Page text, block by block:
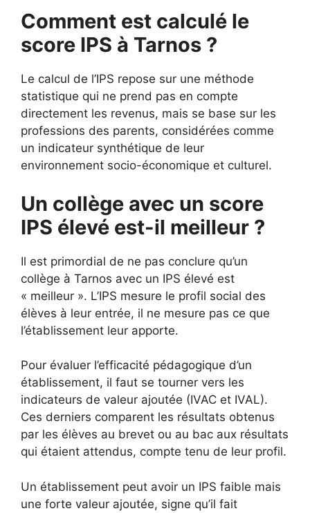
Comment est calculé le
score IPS à Tarnos ?
Le calcul de l’IPS repose sur une méthode
statistique qui ne prend pas en compte
directement les revenus, mais se base sur les
professions des parents, considérées comme
un indicateur synthétique de leur
environnement socio-économique et culturel.
Un collège avec un score
IPS élevé est-il meilleur ?
Il est primordial de ne pas conclure qu’un
collège à Tarnos avec un IPS élevé est
« meilleur ». L’IPS mesure le profil social des
élèves à leur entrée, il ne mesure pas ce que
l’établissement leur apporte.
Pour évaluer l’efficacité pédagogique d’un
établissement, il faut se tourner vers les
indicateurs de valeur ajoutée (IVAC et IVAL).
Ces derniers comparent les résultats obtenus
par les élèves au brevet ou au bac aux résultats
qui étaient attendus, compte tenu de leur profil.
Un établissement peut avoir un IPS faible mais
une forte valeur ajoutée, signe qu’il fait